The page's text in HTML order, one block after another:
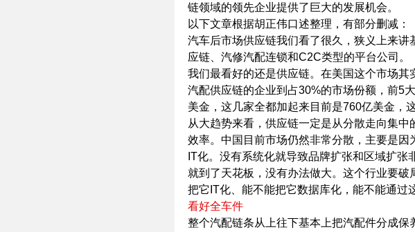
链领域的领先企业提供了巨大的发展机会。
以下文章根据胡正伟口述整理，有部分删减：
汽车后市场供应链我们看了很久，狭义上来讲
应链、汽修汽配连锁和C2C类型的平台公司。
我们最看好的还是供应链。在美国这个市场其
汽配供应链的企业到占30%的市场份额，前5
美金，这几家全都加起来目前是760亿美金，
从大趋势来看，供应链一定是从分散走向集中
效率。中国目前市场仍然非常分散，主要是因
IT化。没有系统化就导致品牌扩张和区域扩张
就到了天花板，没有办法做大。这个行业要破
把它IT化、能不能把它数据库化，能不能通过
看好全车件
整个汽配链条从上往下基本上把汽配件分成保